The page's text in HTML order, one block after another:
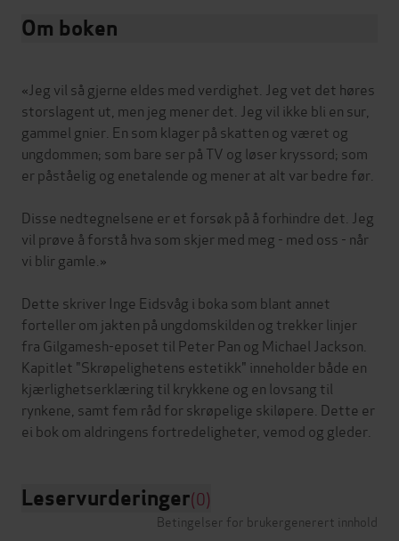
Om boken
«Jeg vil så gjerne eldes med verdighet. Jeg vet det høres
storslagent ut, men jeg mener det. Jeg vil ikke bli en sur,
gammel gnier. En som klager på skatten og været og
ungdommen; som bare ser på TV og løser kryssord; som
er påståelig og enetalende og mener at alt var bedre før.
Disse nedtegnelsene er et forsøk på å forhindre det. Jeg
vil prøve å forstå hva som skjer med meg - med oss - når
vi blir gamle.»
Dette skriver Inge Eidsvåg i boka som blant annet
forteller om jakten på ungdomskilden og trekker linjer
fra Gilgamesh-eposet til Peter Pan og Michael Jackson.
Kapitlet "Skrøpelighetens estetikk" inneholder både en
kjærlighetserklæring til krykkene og en lovsang til
rynkene, samt fem råd for skrøpelige skiløpere. Dette er
Leservurderinger(0)
Betingelser for brukergenerert innhold